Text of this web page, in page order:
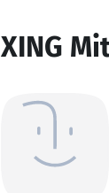
XING